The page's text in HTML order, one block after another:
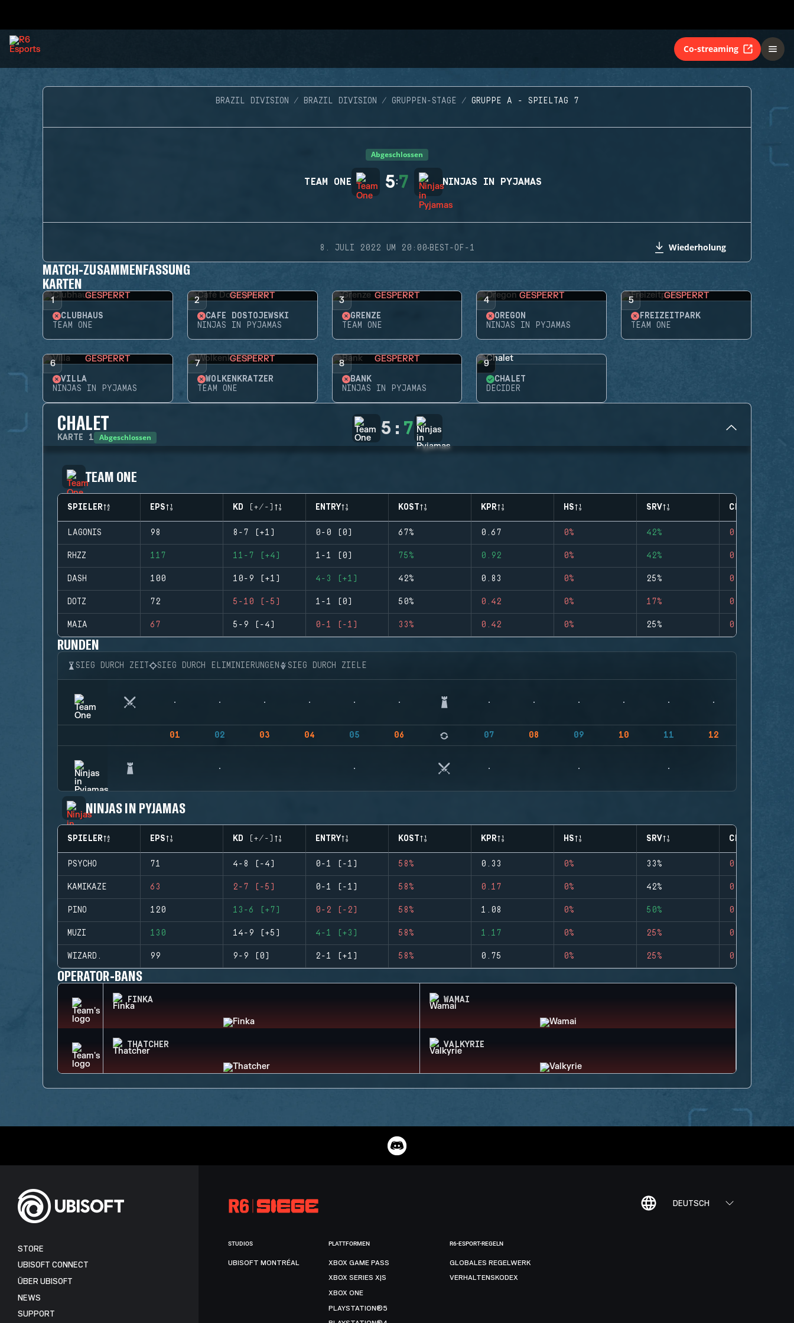
Co-streaming
BRAZIL DIVISION BRAZIL DIVISION GRUPPEN-STAGE GRUPPE A - SPIELTAG 7
Abgeschlossen
TEAM ONE 5:7 NINJAS IN PYJAMAS
8. JULI 2022 UM 20:00·BEST-OF-1 Wiederholung
MATCH-ZUSAMMENFASSUNG
KARTEN
1 GESPERRT
CLUBHAUS
TEAM ONE
2 GESPERRT
CAFÉ DOSTOJEWSKI
NINJAS IN PYJAMAS
3 GESPERRT
GRENZE
TEAM ONE
4 GESPERRT
OREGON
NINJAS IN PYJAMAS
5 GESPERRT
FREIZEITPARK
TEAM ONE
6 GESPERRT
VILLA
NINJAS IN PYJAMAS
7 GESPERRT
WOLKENKRATZER
TEAM ONE
8 GESPERRT
BANK
NINJAS IN PYJAMAS
9
CHALET
DECIDER
CHALET
KARTE 1 Abgeschlossen 5 : 7
TEAM ONE
SPIELER EPS KD (+/-) ENTRY KOST KPR HS SRV CLUTCHES
LAGONIS 98 8-7 (+1) 0-0 (0) 67% 0.67 0% 42% 0
RHZZ 117 11-7 (+4) 1-1 (0) 75% 0.92 0% 42% 0
DASH 100 10-9 (+1) 4-3 (+1) 42% 0.83 0% 25% 0
DOTZ 72 5-10 (-5) 1-1 (0) 50% 0.42 0% 17% 0
MAIA 67 5-9 (-4) 0-1 (-1) 33% 0.42 0% 25% 0
RUNDEN
SIEG DURCH ZEIT SIEG DURCH ELIMINIERUNGEN SIEG DURCH ZIELE
01 02 03 04 05 06 07 08 09 10 11 12
NINJAS IN PYJAMAS
SPIELER EPS KD (+/-) ENTRY KOST KPR HS SRV CLUTCHES
PSYCHO 71 4-8 (-4) 0-1 (-1) 58% 0.33 0% 33% 0
KAMIKAZE 63 2-7 (-5) 0-1 (-1) 58% 0.17 0% 42% 0
PINO 120 13-6 (+7) 0-2 (-2) 58% 1.08 0% 50% 0
MUZI 130 14-9 (+5) 4-1 (+3) 58% 1.17 0% 25% 0
WIZARD. 99 9-9 (0) 2-1 (+1) 58% 0.75 0% 25% 0
OPERATOR-BANS
FINKA WAMAI
THATCHER VALKYRIE
DEUTSCH
STORE
UBISOFT CONNECT
ÜBER UBISOFT
NEWS
SUPPORT
STUDIOS
UBISOFT MONTRÉAL
PLATTFORMEN
XBOX GAME PASS
XBOX SERIES X|S
XBOX ONE
PLAYSTATION®5
R6-ESPORT-REGELN
GLOBALES REGELWERK
VERHALTENSKODEX